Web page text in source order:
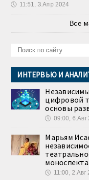
🕔 11:51, 3.Апр 2024
Все
ИНТЕРВЬЮ И
цифровой
основы
🕔 09:00, 6.Авг
Марьям
🕔 11:00, 2.Авг